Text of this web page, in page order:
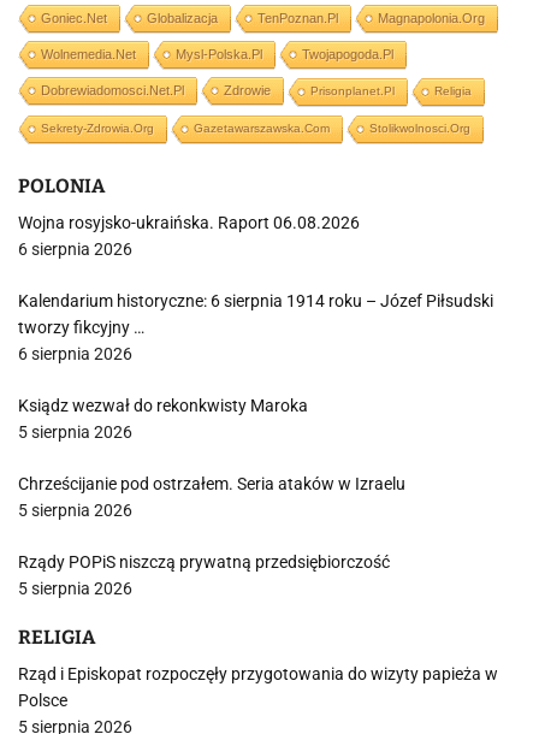
Goniec.net Globalizacja TenPoznan.pl Magnapolonia.org
Wolnemedia.net Mysl-Polska.pl Twojapogoda.pl
Dobrewiadomosci.net.pl Zdrowie Prisonplanet.pl Religia
Sekrety-Zdrowia.org Gazetawarszawska.com Stolikwolnosci.org
POLONIA
Wojna rosyjsko-ukraińska. Raport 06.08.2026
6 sierpnia 2026
Kalendarium historyczne: 6 sierpnia 1914 roku – Józef Piłsudski
tworzy fikcyjny …
6 sierpnia 2026
Ksiądz wezwał do rekonkwisty Maroka
5 sierpnia 2026
Chrześcijanie pod ostrzałem. Seria ataków w Izraelu
5 sierpnia 2026
Rządy POPiS niszczą prywatną przedsiębiorczość
5 sierpnia 2026
RELIGIA
Rząd i Episkopat rozpoczęły przygotowania do wizyty papieża w
Polsce
5 sierpnia 2026